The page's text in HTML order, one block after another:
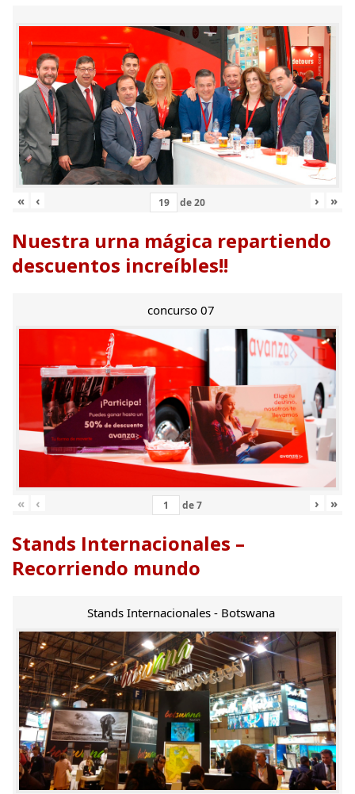
« ‹ de20 › »
Nuestra urna mágica repartiendo
descuentos increíbles!!
concurso 07
« ‹ de7 › »
Stands Internacionales –
Recorriendo mundo
Stands Internacionales - Botswana